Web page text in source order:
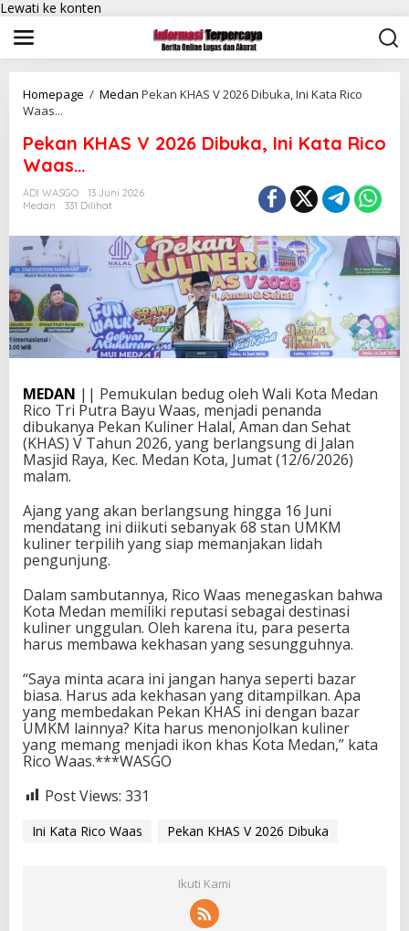
Lewati ke konten
Homepage / Medan Pekan KHAS V 2026 Dibuka, Ini Kata Rico
Waas...
Pekan KHAS V 2026 Dibuka, Ini Kata Rico
Waas…
ADI WASGO
13 Juni 2026
Medan
331 Dilihat
MEDAN || Pemukulan bedug oleh Wali Kota Medan
Rico Tri Putra Bayu Waas, menjadi penanda
dibukanya Pekan Kuliner Halal, Aman dan Sehat
(KHAS) V Tahun 2026, yang berlangsung di Jalan
Masjid Raya, Kec. Medan Kota, Jumat (12/6/2026)
malam.
Ajang yang akan berlangsung hingga 16 Juni
mendatang ini diikuti sebanyak 68 stan UMKM
kuliner terpilih yang siap memanjakan lidah
pengunjung.
Dalam sambutannya, Rico Waas menegaskan bahwa
Kota Medan memiliki reputasi sebagai destinasi
kuliner unggulan. Oleh karena itu, para peserta
harus membawa kekhasan yang sesungguhnya.
“Saya minta acara ini jangan hanya seperti bazar
biasa. Harus ada kekhasan yang ditampilkan. Apa
yang membedakan Pekan KHAS ini dengan bazar
UMKM lainnya? Kita harus menonjolkan kuliner
yang memang menjadi ikon khas Kota Medan,” kata
Rico Waas.***WASGO
Post Views: 331
Ini Kata Rico Waas Pekan KHAS V 2026 Dibuka
Ikuti Kami